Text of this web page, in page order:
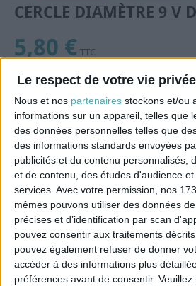
Le respect de votre vie
Nous et nos partenaires stockons et/ou
informations sur un appareil, telles que
des données personnelles telles que
des informations standards envoyées
publicités et du contenu personnalisés,
et de contenu, des études d'audience
services. Avec votre permission, nos
mêmes pouvons utiliser des données
précises et d’identification par scan
pouvez consentir aux traitements
pouvez également refuser de donner
accéder à des informations plus
préférences avant de consentir.
CERCLE DIAMÈTRE 9 V
5,80 € TTC
Cercle ∅ 9 relié à une bague de
branches plongeantes d'une
blanc.
Quantité
 AJOUTER AU
Description Référence